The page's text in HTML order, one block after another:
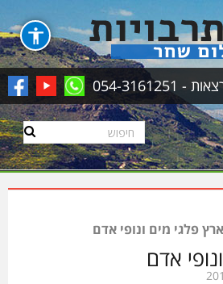
3161251
ארץ פלגי מים ונופי אדם
אדם